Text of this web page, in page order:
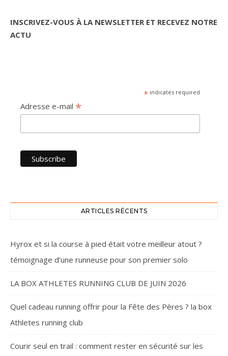
INSCRIVEZ-VOUS À LA NEWSLETTER ET RECEVEZ NOTRE
ACTU
* indicates required
Adresse e-mail *
ARTICLES RÉCENTS
Hyrox et si la course à pied était votre meilleur atout ?
témoignage d’une runneuse pour son premier solo
LA BOX ATHLETES RUNNING CLUB DE JUIN 2026
Quel cadeau running offrir pour la Fête des Pères ? la box
Athletes running club
Courir seul en trail : comment rester en sécurité sur les